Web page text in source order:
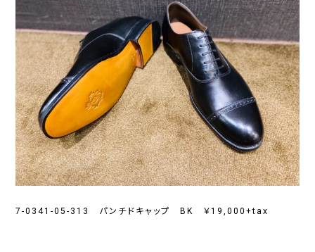
7-0341-05-313 パンチドキャップ BK ￥19,000+tax